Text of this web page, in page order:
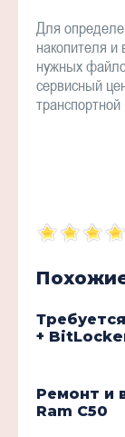
Для
накопителя
нужных
сервисный
+
Ремонт и
Ram C50